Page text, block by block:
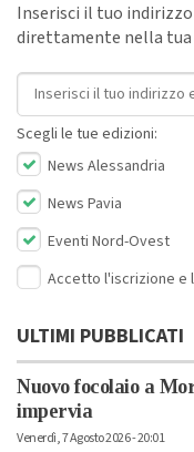
Inserisci il tuo
direttamente nella
Indirizzo email
Scegli le tue edizioni:
News Alessandria
News Pavia
Eventi Nord-Ovest
Accetto l'iscrizione e
ULTIMI PUBBLICATI
Nuovo focolaio a
impervia
Venerdì, 7 Agosto 2026 - 20:01